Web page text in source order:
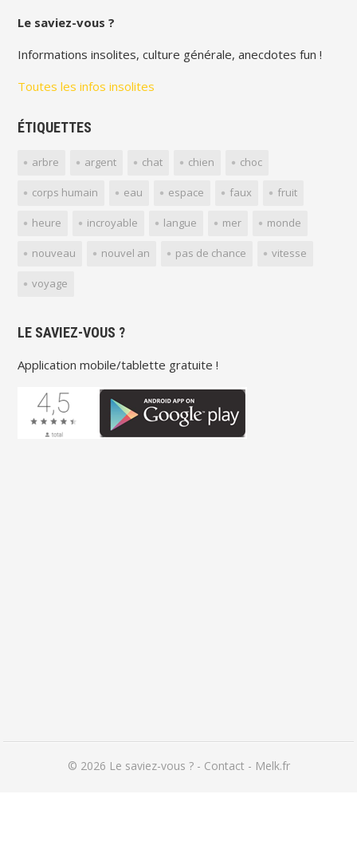
Le saviez-vous ?
Informations insolites, culture générale, anecdotes fun !
Toutes les infos insolites
ÉTIQUETTES
arbre argent chat chien choc
corps humain eau espace faux fruit
heure incroyable langue mer monde
nouveau nouvel an pas de chance vitesse
voyage
LE SAVIEZ-VOUS ?
Application mobile/tablette gratuite !
© 2026 Le saviez-vous ?- Contact - Melk.fr